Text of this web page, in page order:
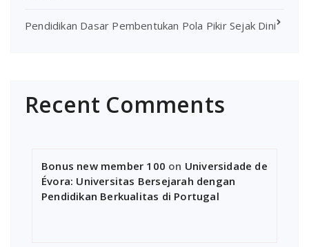
Pendidikan Dasar Pembentukan Pola Pikir Sejak Dini
Recent Comments
Bonus new member 100 on Universidade de
Évora: Universitas Bersejarah dengan
Pendidikan Berkualitas di Portugal